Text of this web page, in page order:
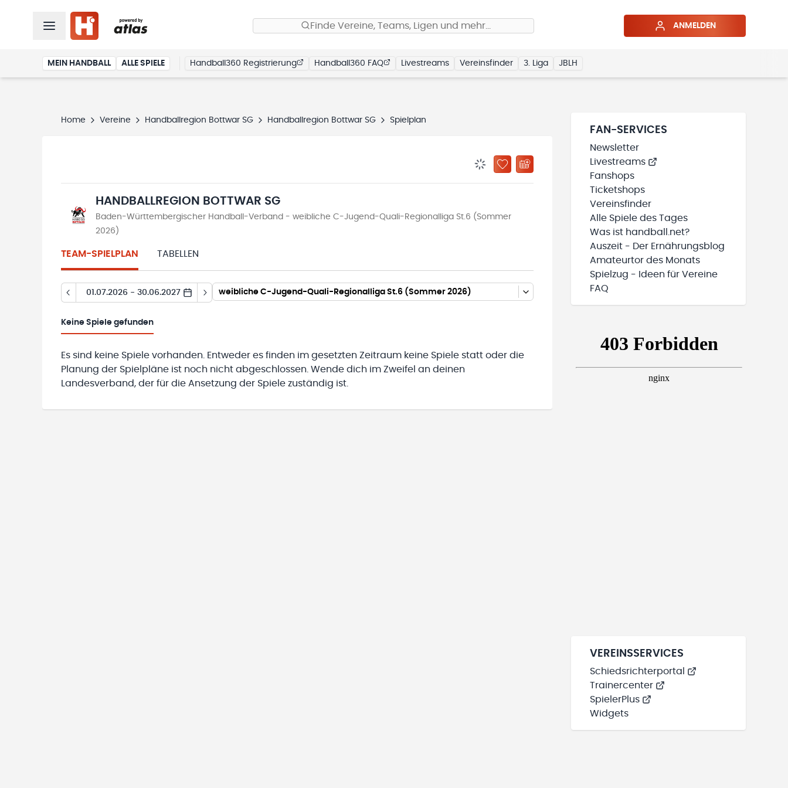
Finde Vereine, Teams, Ligen und mehr… ANMELDEN
MEIN HANDBALL ALLE SPIELE Handball360 Registrierung Handball360 FAQ Livestreams Vereinsfinder 3. Liga JBLH
Home Vereine Handballregion Bottwar SG Handballregion Bottwar SG Spielplan
BENACHRICHTIGUNGSSTATUS WIRD GELADEN
ZU „MEINE TEAMS“ HINZUFÜGEN
HANDBALLREGION BOTTWAR SG
Baden-Württembergischer Handball-Verband - weibliche C-Jugend-Quali-Regionalliga St.6 (Sommer
2026)
TEAM-SPIELPLAN TABELLEN
01.07.2026 - 30.06.2027 weibliche C-Jugend-Quali-Regionalliga St.6 (Sommer 2026)
Keine Spiele gefunden
Es sind keine Spiele vorhanden. Entweder es finden im gesetzten Zeitraum keine Spiele statt oder die
Planung der Spielpläne ist noch nicht abgeschlossen. Wende dich im Zweifel an deinen
Landesverband, der für die Ansetzung der Spiele zuständig ist.
FAN-SERVICES
Newsletter
Livestreams
Fanshops
Ticketshops
Vereinsfinder
Alle Spiele des Tages
Was ist handball.net?
Auszeit - Der Ernährungsblog
Amateurtor des Monats
Spielzug - Ideen für Vereine
FAQ
VEREINSSERVICES
Schiedsrichterportal
Trainercenter
SpielerPlus
Widgets